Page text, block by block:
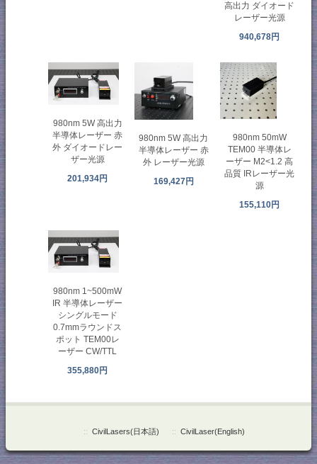
高出力 ダイオード
レーザー光源
940,678円
980nm 5W 高出力
半導体レーザー 赤
外 ダイオードレー
ザー光源
201,934円
980nm 5W 高出力
半導体レーザー 赤
外 レーザー光源
169,427円
980nm 50mW
TEM00 半導体レ
ーザー M2<1.2 高
品質 IRレーザー光
源
155,110円
980nm 1~500mW
IR 半導体レーザー
シングルモード
0.7mmラウンドス
ポット TEM00レ
ーザー CW/TTL
355,880円
:: CivilLasers(日本語) :: CivilLaser(English)